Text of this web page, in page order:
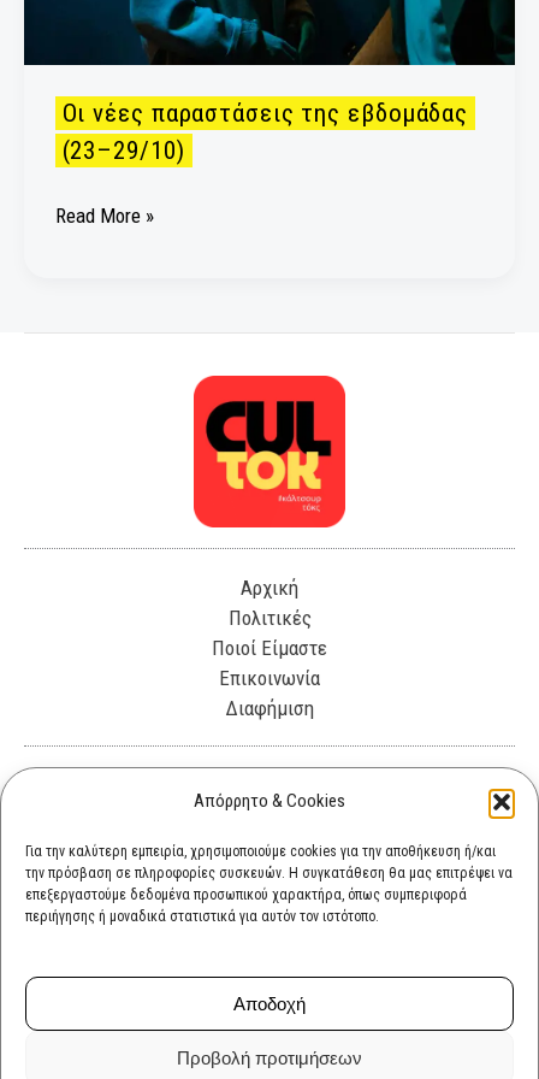
Απόρρητο & Cookies
Για την καλύτερη εμπειρία, χρησιμοποιούμε cookies για την αποθήκευση ή/και
την πρόσβαση σε πληροφορίες συσκευών. Η συγκατάθεση θα μας επιτρέψει να
επεξεργαστούμε δεδομένα προσωπικού χαρακτήρα, όπως συμπεριφορά
περιήγησης ή μοναδικά στατιστικά για αυτόν τον ιστότοπο.
Αποδοχή
Προβολή προτιμήσεων
Οι νέες παραστάσεις της εβδομάδας
(23–29/10)
Read More »
Αρχική
Πολιτικές
Ποιοί Είμαστε
Επικοινωνία
Διαφήμιση
Λεωφόρος Θησέως 330. Καλλιθέα, 17675
cultok.gr@gmail.com